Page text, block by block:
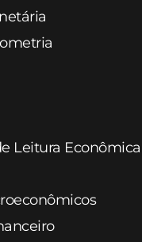
Leitura Econômica